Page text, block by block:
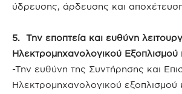
ύδρευσης, άρδευσης και
5. Την εποπτεία και ευθύνη
Ηλεκτρομηχανολογικού Εξοπλισμού
-Την ευθύνη της Συντήρησης και
Ηλεκτρομηχανολογικού εξοπλισμού